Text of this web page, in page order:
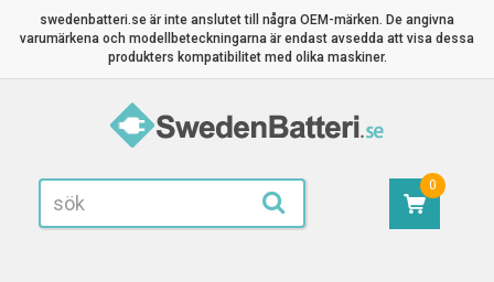
swedenbatteri.se är inte anslutet till några OEM-märken. De angivna
varumärkena och modellbeteckningarna är endast avsedda att visa dessa
produkters kompatibilitet med olika maskiner.
0